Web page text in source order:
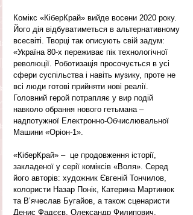
Комікс «КіберКрай» вийде восени 2020 року.
Його дія відбуватиметься в альтернативному
всесвіті. Творці так описують свій задум:
«Україна 80-х переживає пік технологічної
революції. Роботизація просочується в усі
сфери суспільства і навіть музику, проте не
всі люди готові прийняти нові реалії.
Головний герой потрапляє у вир подій
навколо обрання нового гетьмана –
надпотужної Електронно-Обчислювальної
Машини «Оріон-1».
«КіберКрай» –  це продовження історії,
закладеної у серії коміксів «Воля». Серед
його авторів: художник Євгеній Тончилов,
колористи Назар Понік, Катерина Мартинюк
та В’ячеслав Бугайов, а також сценаристи
Денис Фадєєв, Олександр Филипович,